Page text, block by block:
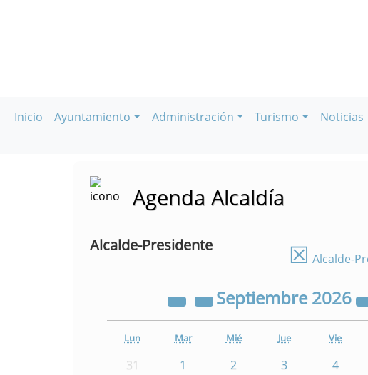
Inicio Ayuntamiento Administración Turismo Noticias
Agenda Alcaldía
Alcalde-Presidente ☒ Alcalde-
Septiembre2026
Lun Mar Mié Jue Vie
31 1 2 3 4